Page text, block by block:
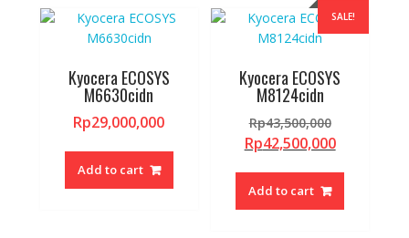
Kyocera ECOSYS
M6630cidn
Rp29,000,000
Add to cart
SALE!
Kyocera ECOSYS
M8124cidn
Rp43,500,000Original
price
Rp42,500,000Current
Add to cart